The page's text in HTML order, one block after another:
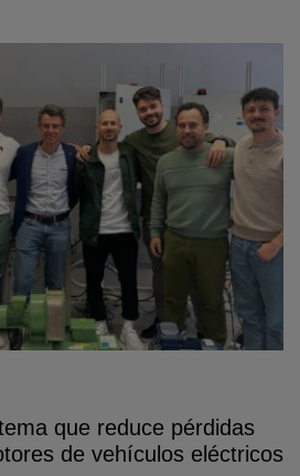
que reduce pérdidas
de vehículos eléctricos